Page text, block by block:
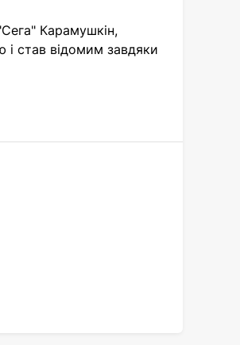
Карамушкін,
став відомим завдяки